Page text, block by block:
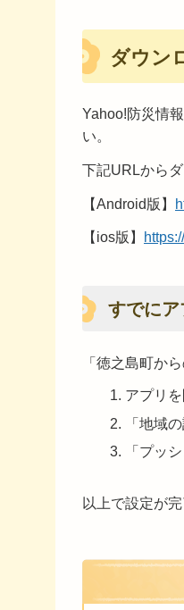
ダウン
Yahoo!防災情
い。
下記URLから
【Android版】
【ios版】
すでに
「徳之島町か
アプリ
「地域
「プッ
以上で設定が完